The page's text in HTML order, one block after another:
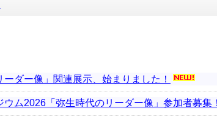
ダー像」関連展示、始まりました！
ム2026「弥生時代のリーダー像」参加者募集！